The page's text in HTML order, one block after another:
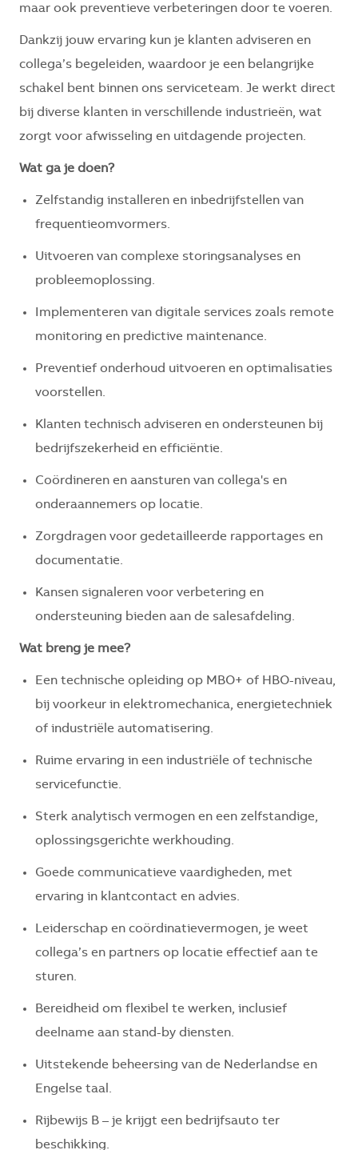
maar ook preventieve verbeteringen door te voeren.
Dankzij jouw ervaring kun je klanten adviseren en
collega’s begeleiden, waardoor je een belangrijke
schakel bent binnen ons serviceteam. Je werkt direct
bij diverse klanten in verschillende industrieën, wat
zorgt voor afwisseling en uitdagende projecten.
Wat ga je doen?
Zelfstandig installeren en inbedrijfstellen van
frequentieomvormers.
Uitvoeren van complexe storingsanalyses en
probleemoplossing.
Implementeren van digitale services zoals remote
monitoring en predictive maintenance.
Preventief onderhoud uitvoeren en optimalisaties
voorstellen.
Klanten technisch adviseren en ondersteunen bij
bedrijfszekerheid en efficiëntie.
Coördineren en aansturen van collega's en
onderaannemers op locatie.
Zorgdragen voor gedetailleerde rapportages en
documentatie.
Kansen signaleren voor verbetering en
ondersteuning bieden aan de salesafdeling.
Wat breng je mee?
Een technische opleiding op MBO+ of HBO-niveau,
bij voorkeur in elektromechanica, energietechniek
of industriële automatisering.
Ruime ervaring in een industriële of technische
servicefunctie.
Sterk analytisch vermogen en een zelfstandige,
oplossingsgerichte werkhouding.
Goede communicatieve vaardigheden, met
ervaring in klantcontact en advies.
Leiderschap en coördinatievermogen, je weet
collega’s en partners op locatie effectief aan te
sturen.
Bereidheid om flexibel te werken, inclusief
deelname aan stand-by diensten.
Uitstekende beheersing van de Nederlandse en
Engelse taal.
Rijbewijs B – je krijgt een bedrijfsauto ter
beschikking.